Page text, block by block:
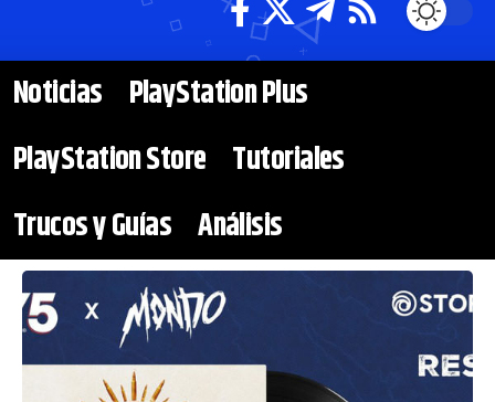
Noticias
PlayStation Plus
PlayStation Store Tutoriales
Trucos y Guías Análisis